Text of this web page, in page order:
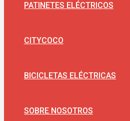
PATINETES ELÉCTRICOS
CITYCOCO
BICICLETAS ELÉCTRICAS
SOBRE NOSOTROS